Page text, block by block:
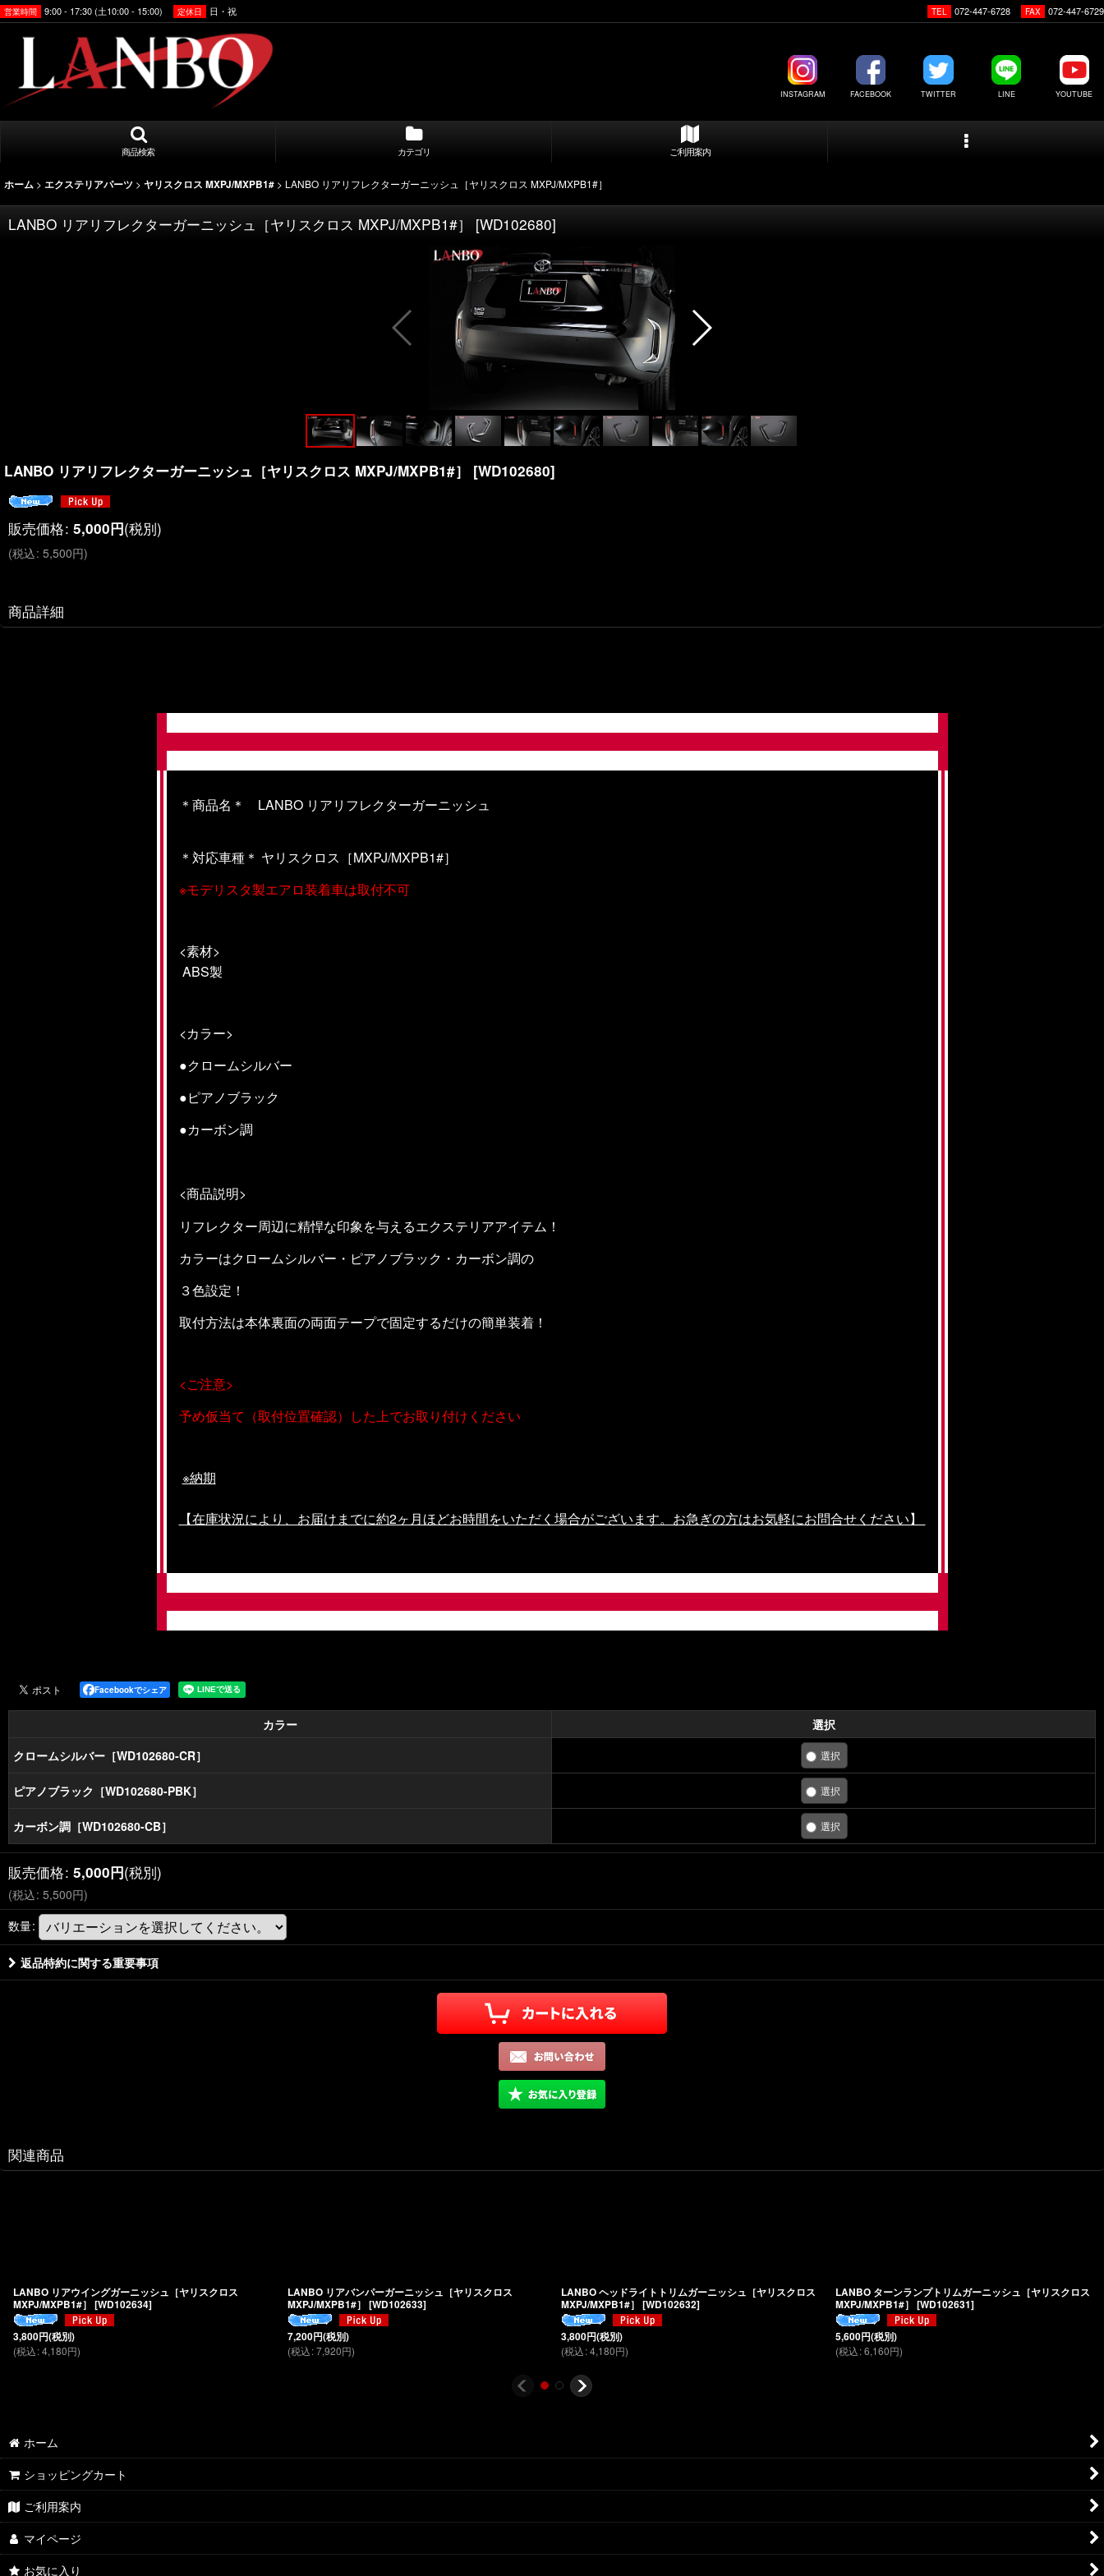
営業時間 9:00 - 17:30 (土10:00 - 15:00) 定休日 日・祝 TEL 072-447-6728 FAX 072-447-6729
INSTAGRAM FACEBOOK TWITTER LINE YOUTUBE
商品検索 カテゴリ ご利用案内
ホーム > エクステリアパーツ > ヤリスクロス MXPJ/MXPB1# > LANBO リアリフレクターガーニッシュ［ヤリスクロス MXPJ/MXPB1#］
LANBO リアリフレクターガーニッシュ［ヤリスクロス MXPJ/MXPB1#］ [WD102680]
LANBO リアリフレクターガーニッシュ［ヤリスクロス MXPJ/MXPB1#］ [WD102680]
販売価格: 5,000円(税別)
(税込: 5,500円)
商品詳細
＊商品名＊ LANBO リアリフレクターガーニッシュ
＊対応車種＊ ヤリスクロス ［MXPJ/MXPB1#］
※モデリスタ製エアロ装着車は取付不可
<素材>
ABS製
<カラー>
●クロームシルバー
●ピアノブラック
●カーボン調
<商品説明>
リフレクター周辺に精悍な印象を与えるエクステリアアイテム！
カラーはクロームシルバー・ピアノブラック・カーボン調の
３色設定！
取付方法は本体裏面の両面テープで固定するだけの簡単装着！
<ご注意>
予め仮当て（取付位置確認）した上でお取り付けください
※納期
【在庫状況により、お届けまでに約2ヶ月ほどお時間をいただく場合がございます。お急ぎの方はお気軽にお問合せください】
Facebookでシェア
カラー
選択
クロームシルバー［WD102680-CR］
ピアノブラック［WD102680-PBK］
カーボン調［WD102680-CB］
販売価格: 5,000円(税別)
(税込: 5,500円)
数量:
返品特約に関する重要事項
関連商品
LANBO リアウイングガーニッシュ［ヤリスクロス
MXPJ/MXPB1#］ [WD102634]
3,800円(税別)
(税込:4,180円)
LANBO リアバンパーガーニッシュ［ヤリスクロス
MXPJ/MXPB1#］ [WD102633]
7,200円(税別)
(税込: 7,920円)
LANBO ヘッドライトトリムガーニッシュ［ヤリスクロス
MXPJ/MXPB1#］ [WD102632]
3,800円(税別)
(税込:4,180円)
LANBO ターンランプトリムガーニッシュ［ヤリスクロス
MXPJ/MXPB1#］ [WD102631]
5,600円(税別)
(税込: 6,160円)
ホーム
ショッピングカート
ご利用案内
マイページ
お気に入り